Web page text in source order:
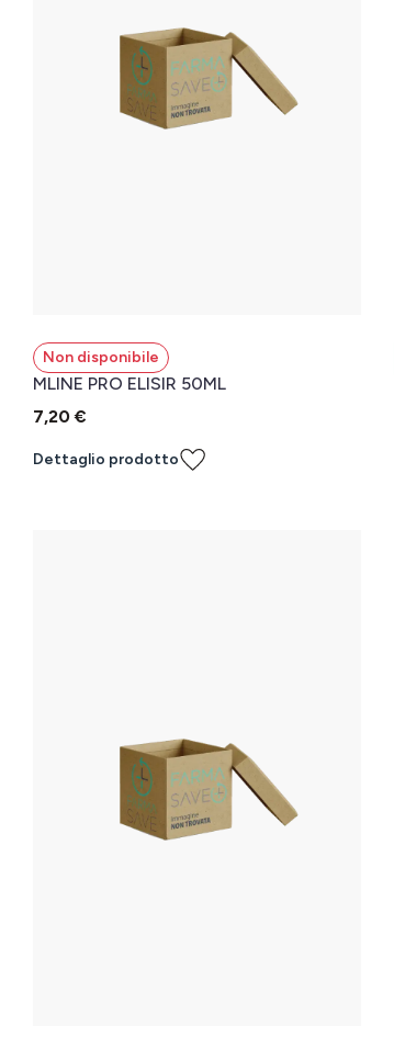
Non disponibile
MLINE PRO ELISIR 50ML
7,20 €
Dettaglio prodotto